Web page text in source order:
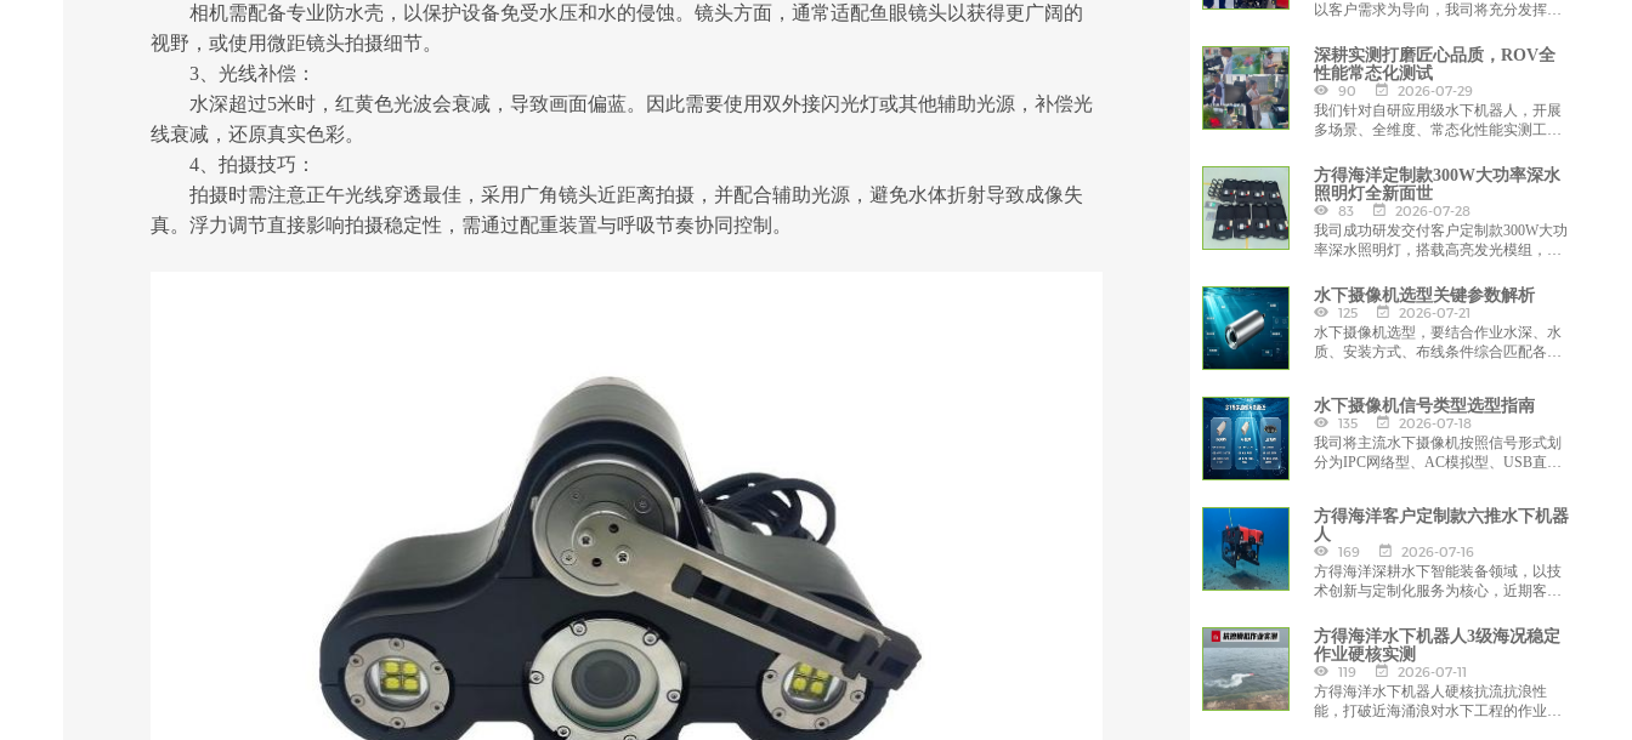
相机需配备专业防水壳，以保护设备免受水压和水的侵蚀。镜头方面，通常适配鱼眼镜头以获得更广阔的
视野，或使用微距镜头拍摄细节。
3、光线补偿：
水深超过5米时，红黄色光波会衰减，导致画面偏蓝。因此需要使用双外接闪光灯或其他辅助光源，补偿光
线衰减，还原真实色彩。
4、拍摄技巧：
拍摄时需注意正午光线穿透最佳，采用广角镜头近距离拍摄，并配合辅助光源，避免水体折射导致成像失
真。浮力调节直接影响拍摄稳定性，需通过配重装置与呼吸节奏协同控制。
以客户需求为导向，我司将充分发挥在
面的优势，与土耳其合作伙伴携手，共
同开发适配区域市场的水下智能装备解
决方案，助力全球海洋工程与水下作业
领域的智能化升级。
深耕实测打磨匠心品质，ROV全
性能常态化测试
90
2026-07-29
我们针对自研应用级水下机器人，开展
多场景、全维度、常态化性能实测工
工况、夯实设备实战应用能力，通过严
苛的水域模拟与实景作业测试，迭代优
化设备核心性能，全力打造适配勘探、
工程运维、水环境监测的高可靠智能水
下装备。
方得海洋定制款300W大功率深水
照明灯全新面世
83
2026-07-28
我司成功研发交付客户定制款300W大功
率深水照明灯，搭载高亮发光模组，发
白光色温，光线通透、显色性优异，可
精准还原水下实景细节，有效穿透水体
悬浮物，彻底解决深海暗光、视野模糊
难题，大幅提升水下作业精准度与安全
水下摄像机选型关键参数解析
125
2026-07-21
水下摄像机选型，要结合作业水深、水
质、安装方式、布线条件综合匹配各项
可靠。
水下摄像机信号类型选型指南
135
2026-07-18
我司将主流水下摄像机按照信号形式划
分为IPC网络型、AC模拟型、USB直连
购。
方得海洋客户定制款六推水下机器
人
169
2026-07-16
方得海洋深耕水下智能装备领域，以技
术创新与定制化服务为核心，近期客户
能力、高清浑水成像、灵活作业与智能
操控等硬核性能，为海洋科研、工程检
测、应急救援、水产养殖等领域提供一
站式水下作业解决方案，彰显方得海洋
在水下装备研发与定制化服务的实力
方得海洋水下机器人3级海况稳定
作业硬核实测
119
2026-07-11
方得海洋水下机器人硬核抗流抗浪性
能，打破近海涌浪对水下工程的作业限